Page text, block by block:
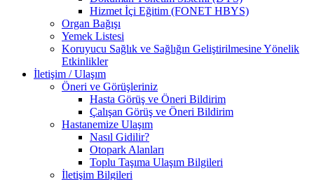
Hizmet İçi Eğitim (FONET HBYS)
Organ Bağışı
Yemek Listesi
Koruyucu Sağlık ve Sağlığın Geliştirilmesine Yönelik
Etkinlikler
İletişim / Ulaşım
Öneri ve Görüşleriniz
Hasta Görüş ve Öneri Bildirim
Çalışan Görüş ve Öneri Bildirim
Hastanemize Ulaşım
Nasıl Gidilir?
Otopark Alanları
Toplu Taşıma Ulaşım Bilgileri
İletişim Bilgileri